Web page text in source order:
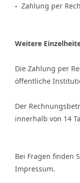
- Zahlung per
Weitere
Die Zahlung per
öffentliche
Der
innerhalb von 14
Bei Fragen finden
Impressum.